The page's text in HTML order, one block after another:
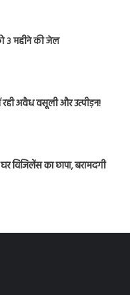
3 महीने की जेल
अवैध वसूली और उत्पीड़न!
विजिलेंस का छापा, बरामदगी